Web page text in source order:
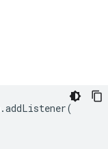
.addListener(